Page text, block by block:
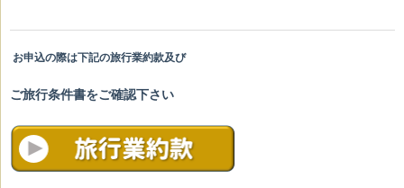
お申込の際は下記の旅行業約款及び
ご旅行条件書をご確認下さい